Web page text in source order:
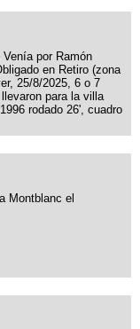
por Ramón
en Retiro (zona
25/8/2025, 6 o 7
para la villa
rodado 26', cuadro
Montblanc el